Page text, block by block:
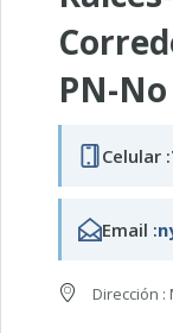
PN-
Celular :
Email :
Dirección :